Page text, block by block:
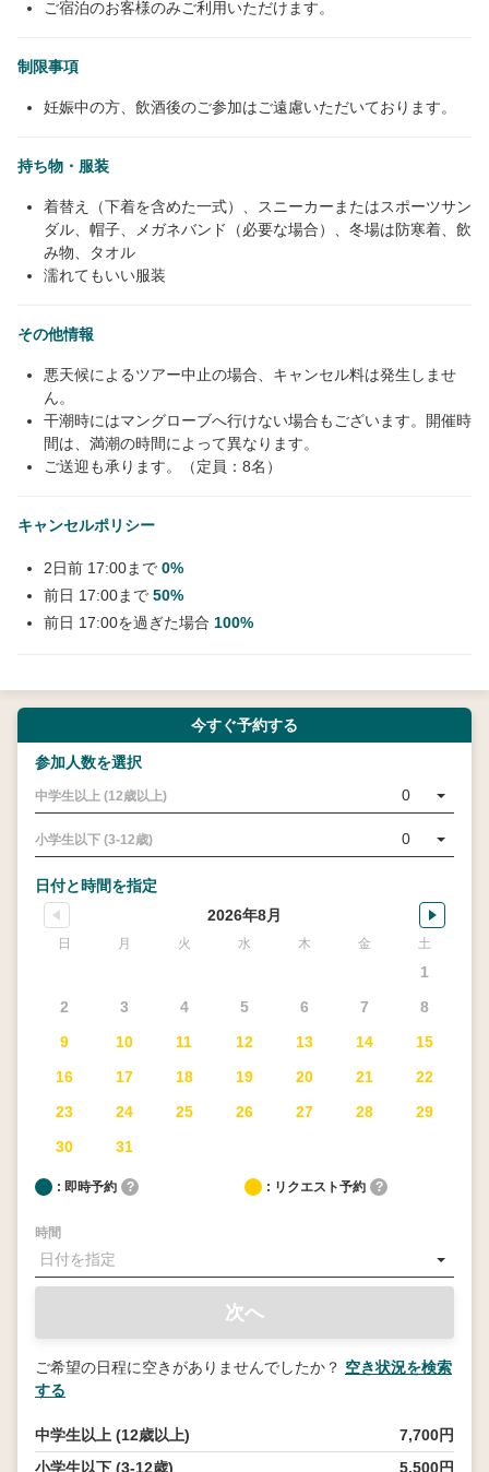
ご宿泊のお客様のみご利用いただけます。
制限事項
妊娠中の方、飲酒後のご参加はご遠慮いただいております。
持ち物・服装
着替え（下着を含めた一式）、スニーカーまたはスポーツサン
ダル、帽子、メガネバンド（必要な場合）、冬場は防寒着、飲
み物、タオル
濡れてもいい服装
その他情報
悪天候によるツアー中止の場合、キャンセル料は発生しませ
ん。
干潮時にはマングローブへ行けない場合もございます。開催時
間は、満潮の時間によって異なります。
ご送迎も承ります。（定員：8名）
キャンセルポリシー
2日前 17:00まで 0%
前日 17:00まで 50%
前日 17:00を過ぎた場合 100%
今すぐ予約する
参加人数を選択
中学生以上 (12歳以上) 0
小学生以下 (3-12歳) 0
日付と時間を指定
2026年8月
日 月 火 水 木 金 土
1
2
3 4 5 6 7
8
9
10 11 12 13 14
15
16
17 18 19 20 21
22
23
24 25 26 27 28
29
30
31
: 即時予約 ? : リクエスト予約 ?
時間
次へ
ご希望の日程に空きがありませんでしたか？ 空き状況を検索
する
中学生以上 (12歳以上)
7,700円
小学生以下 (3-12歳)
5,500円